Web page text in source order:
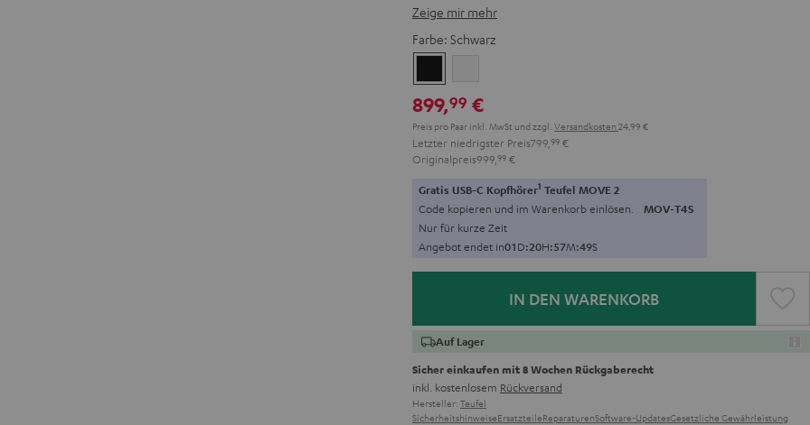
Zeige mir mehr
Farbe: Schwarz
899,99 €
Preis pro Paar inkl. MwSt und zzgl. Versandkosten 24,99 €
Letzter niedrigster Preis799, 99 €
Originalpreis999, 99 €
Gratis USB-C Kopfhörer1 Teufel MOVE 2
Code kopieren und im Warenkorb einlösen. MOV-T4S
Nur für kurze Zeit
Angebot endet in01D:20H:57M:47S
IN DEN WARENKORB
Auf Lager
Sicher einkaufen mit 8 Wochen Rückgaberecht
inkl. kostenlosem Rückversand
Hersteller: Teufel
SicherheitshinweiseErsatzteileReparaturenSoftware-UpdatesGesetzliche Gewährleistung